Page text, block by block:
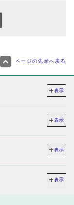
ページの先頭へ戻る
表示
表示
表示
表示